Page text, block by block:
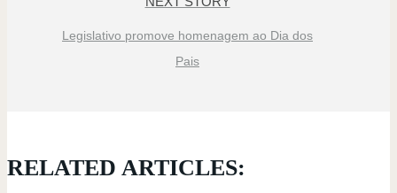
Legislativo promove homenagem ao Dia dos
Pais
RELATED ARTICLES: